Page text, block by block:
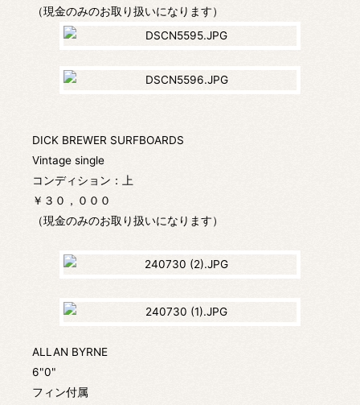
（現金のみのお取り扱いになります）
DICK BREWER SURFBOARDS
Vintage single
コンディション：上
￥３０，０００
（現金のみのお取り扱いになります）
ALLAN BYRNE
6"0"
フィン付属